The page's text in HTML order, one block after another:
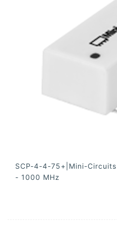
SCP-4-4-75+|Mini-
- 1000 MHz